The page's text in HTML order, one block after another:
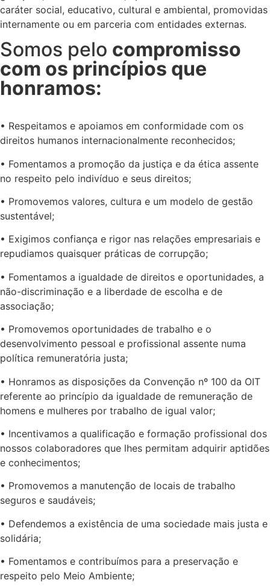
caráter social, educativo, cultural e ambiental, promovidas
internamente ou em parceria com entidades externas.
Somos pelo compromisso
com os princípios que
honramos:
• Respeitamos e apoiamos em conformidade com os
direitos humanos internacionalmente reconhecidos;
• Fomentamos a promoção da justiça e da ética assente
no respeito pelo indivíduo e seus direitos;
• Promovemos valores, cultura e um modelo de gestão
sustentável;
• Exigimos confiança e rigor nas relações empresariais e
repudiamos quaisquer práticas de corrupção;
• Fomentamos a igualdade de direitos e oportunidades, a
não-discriminação e a liberdade de escolha e de
associação;
• Promovemos oportunidades de trabalho e o
desenvolvimento pessoal e profissional assente numa
política remuneratória justa;
• Honramos as disposições da Convenção nº 100 da OIT
referente ao princípio da igualdade de remuneração de
homens e mulheres por trabalho de igual valor;
• Incentivamos a qualificação e formação profissional dos
nossos colaboradores que lhes permitam adquirir aptidões
e conhecimentos;
• Promovemos a manutenção de locais de trabalho
seguros e saudáveis;
• Defendemos a existência de uma sociedade mais justa e
solidária;
• Fomentamos e contribuímos para a preservação e
respeito pelo Meio Ambiente;